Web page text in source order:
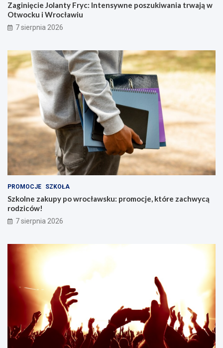
Zaginięcie Jolanty Fryc: Intensywne poszukiwania trwają w
Otwocku i Wrocławiu
7 sierpnia 2026
PROMOCJE SZKOŁA
Szkolne zakupy po wrocławsku: promocje, które zachwycą
rodziców!
7 sierpnia 2026